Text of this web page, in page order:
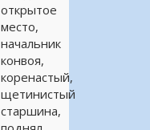
открытое
место,
начальник
конвоя,
коренастый,
щетинистый
старшина,